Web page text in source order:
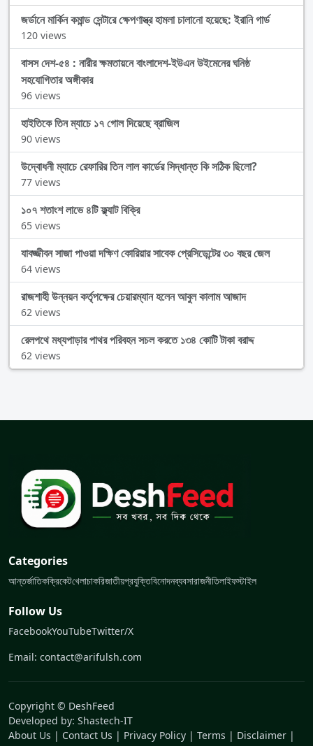
জর্ডানে মার্কিন কমান্ড সেন্টারে ক্ষেপণাস্ত্র হামলা চালানো হয়েছে: ইরানি গার্ড
120 views
বাসস দেশ-৫৪ : নারীর ক্ষমতায়নে বাংলাদেশ-ইউএন উইমেনের ঘনিষ্ঠ
সহযোগিতার অঙ্গীকার
96 views
হাইতিকে তিন ম্যাচে ১৭ গোল দিয়েছে ব্রাজিল
90 views
উদ্বোধনী ম্যাচে রেফারির তিন লাল কার্ডের সিদ্ধান্ত কি সঠিক ছিলো?
77 views
১০৭ শতাংশ লাভে ৪টি ফ্ল্যাট বিক্রি
65 views
যাবজ্জীবন সাজা পাওয়া দক্ষিণ কোরিয়ার সাবেক প্রেসিডেন্টের ৩০ বছর জেল
64 views
রাজশাহী উন্নয়ন কর্তৃপক্ষের চেয়ারম্যান হলেন আবুল কালাম আজাদ
62 views
রেলপথে মধ্যপাড়ার পাথর পরিবহন সচল করতে ১৩৪ কোটি টাকা বরাদ্দ
62 views
Categories
আন্তর্জাতিকক্রিকেটখেলাচাকরিজাতীয়প্রযুক্তিবিনোদনব্যবসারাজনীতিলাইফস্টাইল
Follow Us
FacebookYouTubeTwitter/X
Email: contact@arifulsh.com
Copyright © DeshFeed
Developed by: Shastech-IT
About Us | Contact Us | Privacy Policy | Terms | Disclaimer |